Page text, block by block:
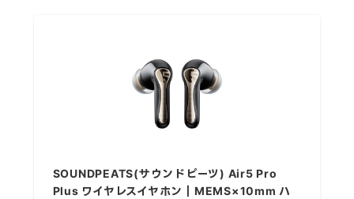
SOUNDPEATS(サウンドピーツ) Air5 Pro
Plus ワイヤレスイヤホン｜MEMS×10mm ハ